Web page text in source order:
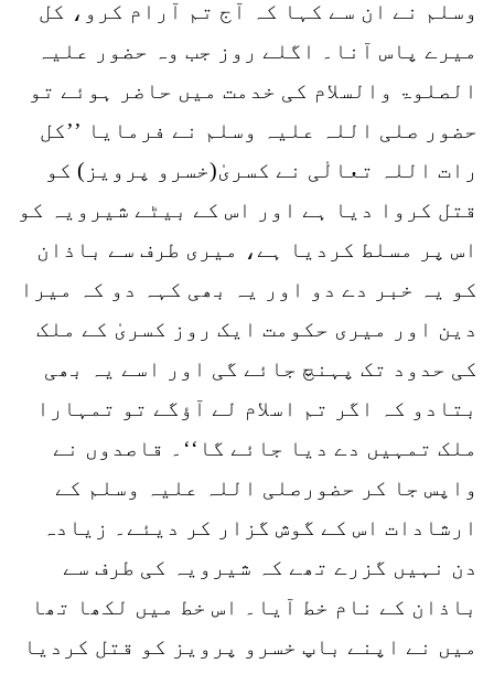
وسلم نے ان سے کہا کہ آج تم آرام کرو، کل
میرے پاس آنا۔ اگلے روز جب وہ حضور علیہ
الصلوۃ والسلام کی خدمت میں حاضر ہوئے تو
حضور صلی اللہ علیہ وسلم نے فرمایا ’’کل
رات اللہ تعالٰی نے کسریٰ(خسرو پرویز) کو
قتل کروا دیا ہے اور اس کے بیٹے شیرویہ کو
اس پر مسلط کردیا ہے، میری طرف سے باذان
کو یہ خبر دے دو اور یہ بھی کہہ دو کہ میرا
دین اور میری حکومت ایک روز کسریٰ کے ملک
کی حدود تک پہنچ جائے گی اور اسے یہ بھی
بتادو کہ اگر تم اسلام لے آؤگے تو تمہارا
ملک تمہیں دے دیا جائے گا‘‘۔ قاصدوں نے
واپس جا کر حضورصلی اللہ علیہ وسلم کے
ارشادات اس کے گوش گزار کر دیئے۔ زیادہ
دن نہیں گزرے تھے کہ شیرویہ کی طرف سے
باذان کے نام خط آیا۔ اس خط میں لکھا تھا
میں نے اپنے باپ خسرو پرویز کو قتل کردیا